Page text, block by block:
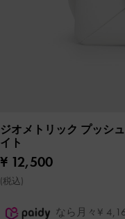
ジオメトリック プッシ
イト
¥ 12,500
(税込)
なら月々¥